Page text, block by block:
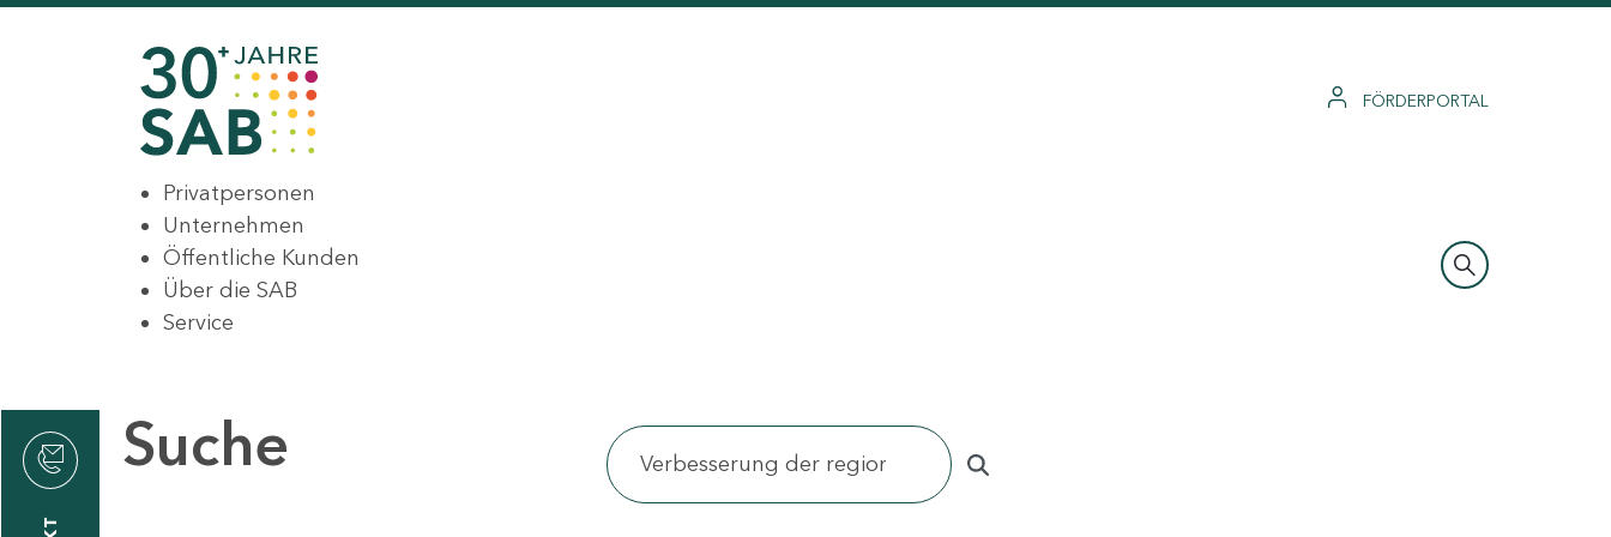
FÖRDERPORTAL
Privatpersonen
Unternehmen
Öffentliche Kunden
Über die SAB
Service
Suche